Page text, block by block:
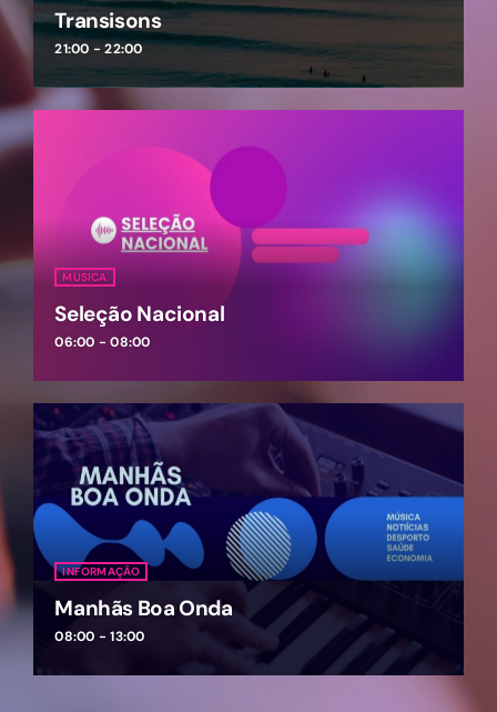
Transisons
21:00 - 22:00
MUSICA
Seleção Nacional
06:00 - 08:00
INFORMAÇÃO
Manhãs Boa Onda
08:00 - 13:00